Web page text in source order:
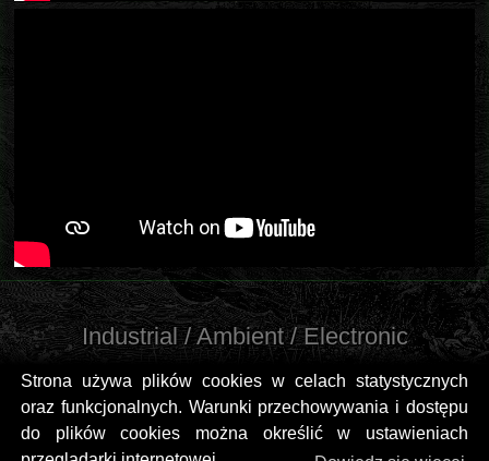
Strona używa plików cookies w celach statystycznych
oraz funkcjonalnych. Warunki przechowywania i dostępu
do plików cookies można określić w ustawieniach
Industrial / Ambient / Electronic